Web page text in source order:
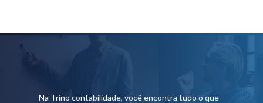
Na Trino contabilidade, você encontra tudo o que